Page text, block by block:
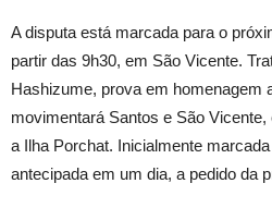
A disputa está marcada para o
partir das 9h30, em São Vicente.
Hashizume, prova em homenagem
movimentará Santos e São
a Ilha Porchat. Inicialmente
antecipada em um dia, a pedido da